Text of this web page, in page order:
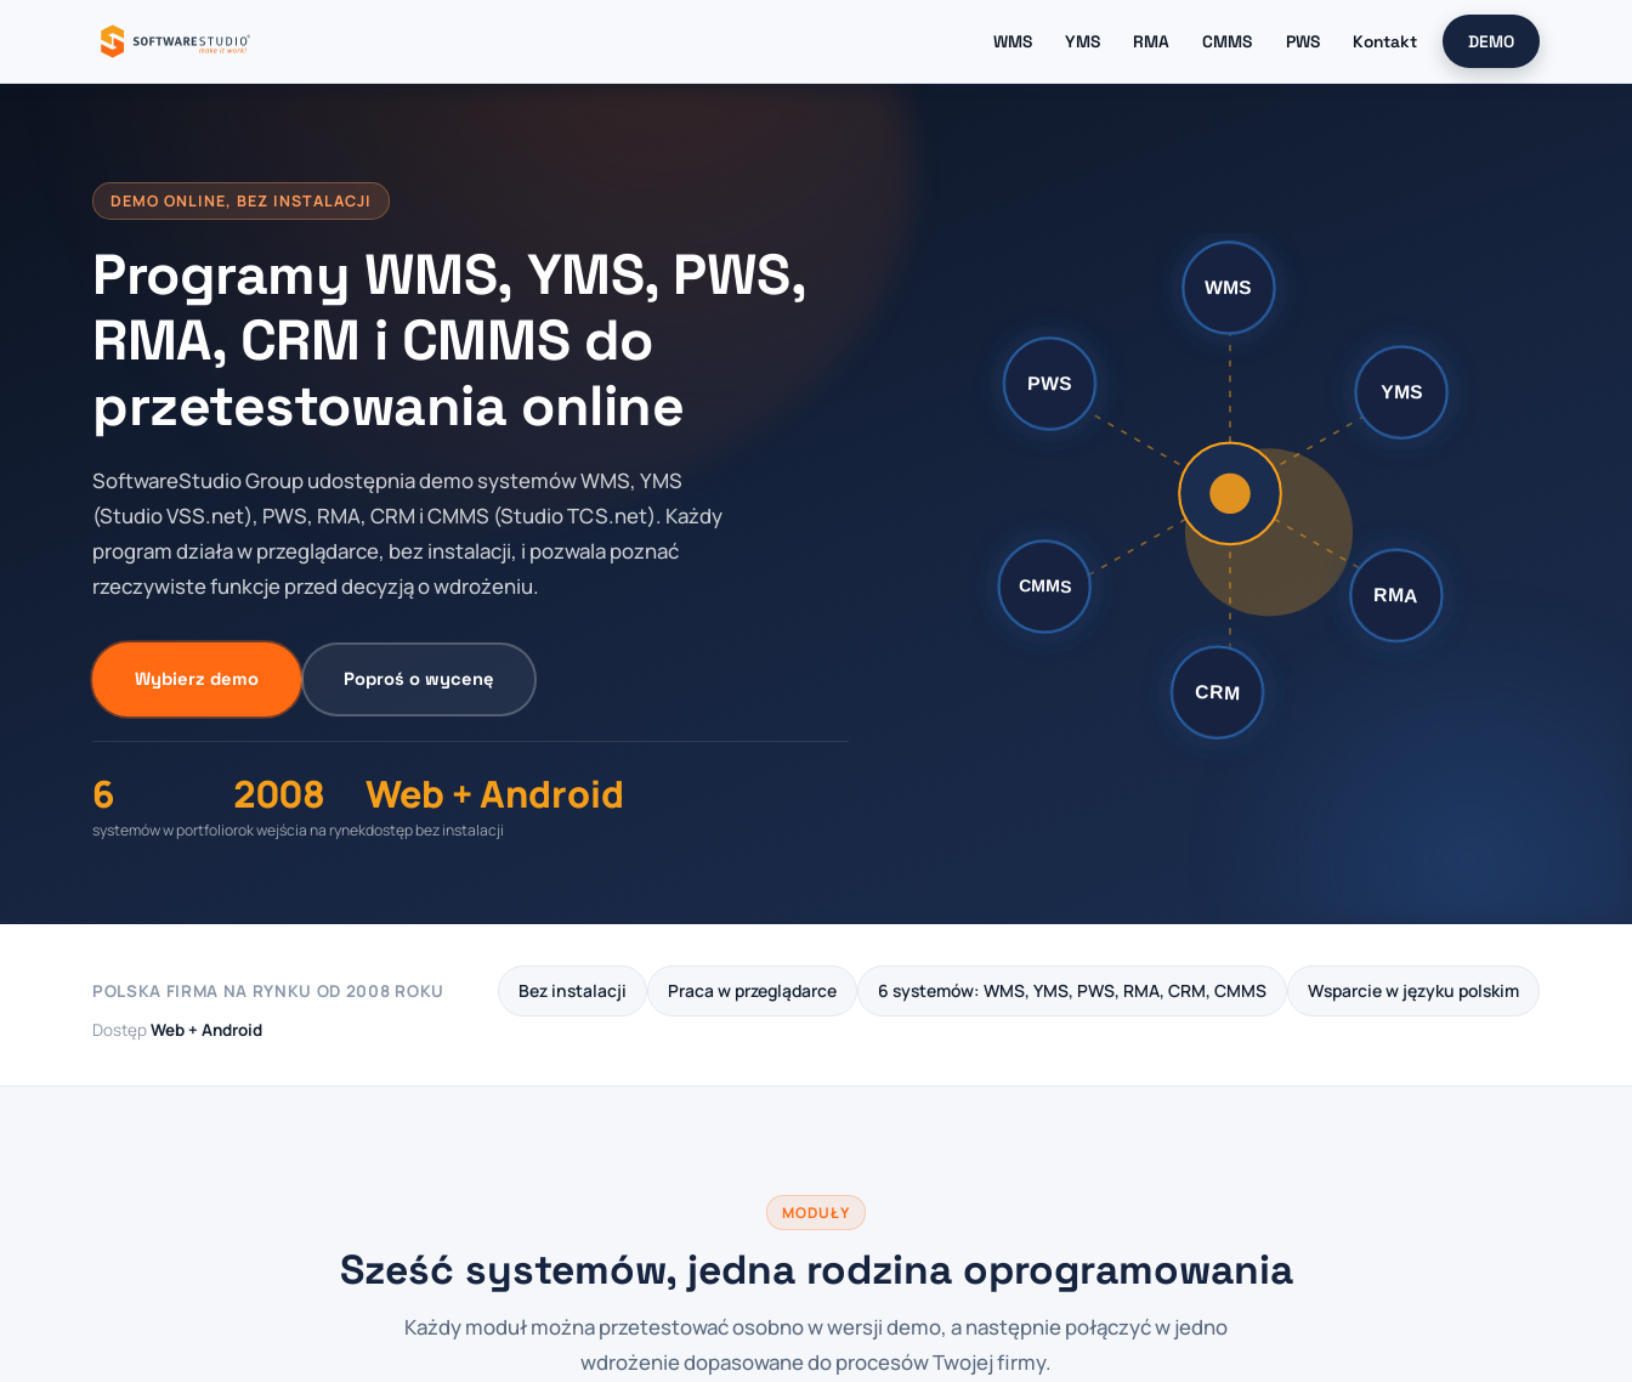
WMS YMS RMA CMMS PWS Kontakt DEMO
DEMO ONLINE, BEZ INSTALACJI
Programy WMS, YMS, PWS,
RMA, CRM i CMMS do
przetestowania online
SoftwareStudio Group udostępnia demo systemów WMS, YMS
(Studio VSS.net), PWS, RMA, CRM i CMMS (Studio TCS.net). Każdy
program działa w przeglądarce, bez instalacji, i pozwala poznać
rzeczywiste funkcje przed decyzją o wdrożeniu.
Wybierz demo Poproś o wycenę
6
systemów w portfolio
2008
rok wejścia na rynek
Web + Android
dostęp bez instalacji
POLSKA FIRMA NA RYNKU OD 2008 ROKU Bez instalacji Praca w przeglądarce 6 systemów: WMS, YMS, PWS, RMA, CRM, CMMS Wsparcie w języku polskim
DostępWeb + Android
MODUŁY
Sześć systemów, jedna rodzina oprogramowania
Każdy moduł można przetestować osobno w wersji demo, a następnie połączyć w jedno
wdrożenie dopasowane do procesów Twojej firmy.